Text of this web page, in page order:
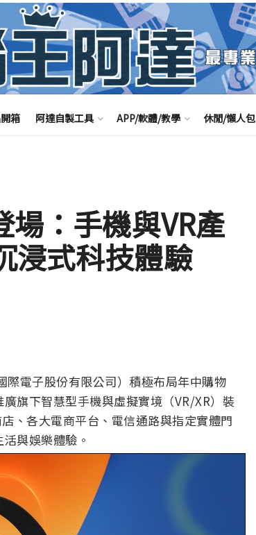
箱 阿達自製工具 APP/軟體/教學 休閒/懶人包
場：手機與VR產
浸式科技體驗
電子股份有限公司）積極布局年中購物
旗下智慧型手機與虛擬實境（VR/XR）裝
、各大電商平台、電信通路與指定實體門
與娛樂體驗。